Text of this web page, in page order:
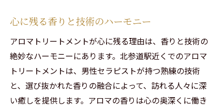
心に残る香りと技術のハーモニー
アロマトリートメントが心に残る理由は、香りと技術の
絶妙なハーモニーにあります。北参道駅近くでのアロマ
トリートメントは、男性セラピストが持つ熟練の技術
と、選び抜かれた香りの融合によって、訪れる人々に深
い癒しを提供します。アロマの香りは心の奥深くに働き